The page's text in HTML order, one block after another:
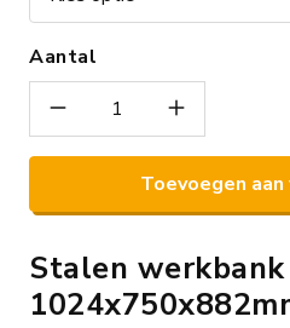
Aantal
Toevoegen
Stalen werkbank